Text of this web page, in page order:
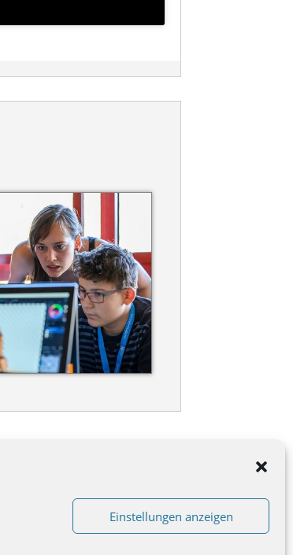
Einstellungen anzeigen